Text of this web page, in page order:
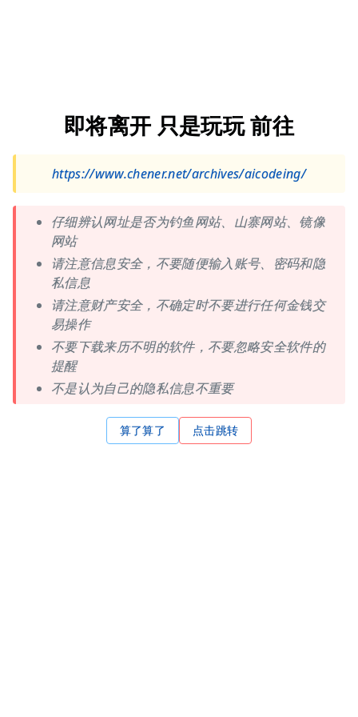
即将离开 只是玩玩 前往
https://www.chener.net/archives/aicodeing/
仔细辨认网址是否为钓鱼网站、山寨网站、镜像
网站
请注意信息安全，不要随便输入账号、密码和隐
私信息
请注意财产安全，不确定时不要进行任何金钱交
易操作
不要下载来历不明的软件，不要忽略安全软件的
提醒
不是认为自己的隐私信息不重要
算了算了 点击跳转